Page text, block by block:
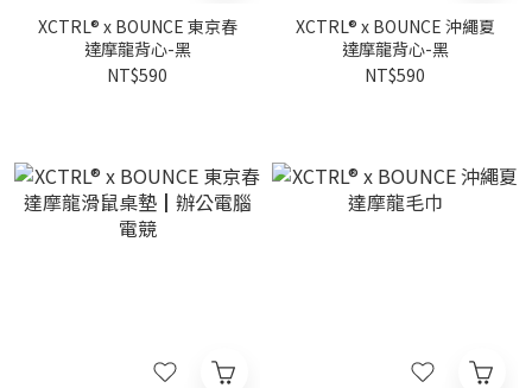
XCTRL® x BOUNCE 東京春
達摩龍背心-黑
NT$590
XCTRL® x BOUNCE 沖繩夏
達摩龍背心-黑
NT$590